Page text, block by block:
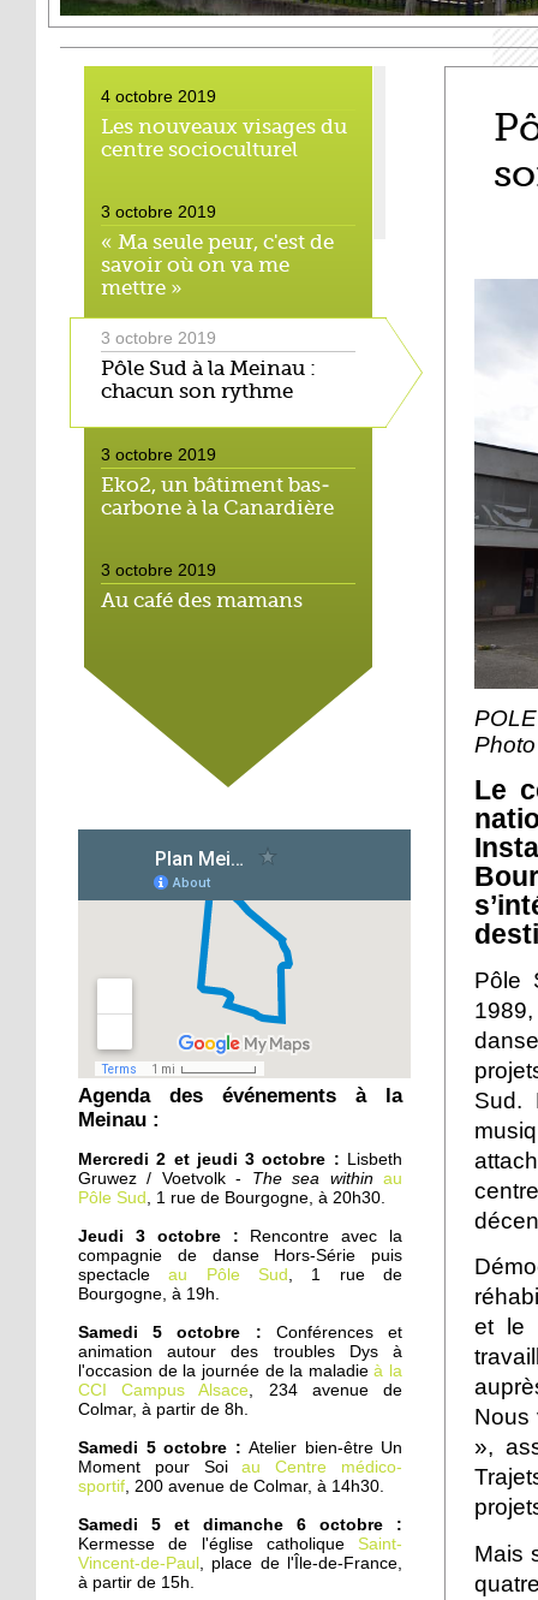
4 octobre 2019
Les nouveaux visages du
centre socioculturel
3 octobre 2019
« Ma seule peur, c'est de
savoir où on va me
mettre »
3 octobre 2019
Pôle Sud à la Meinau :
chacun son rythme
3 octobre 2019
Eko2, un bâtiment bas-
carbone à la Canardière
3 octobre 2019
Au café des mamans
2 octobre 2019
Ma nuit au Studio Saglio
Bouge-les comme Nicki
2 octobre 2019
Mathieu Cahn : « La
diversification des
formes urbaines est
réussie »
2 octobre 2019
Cités éducatives : cas
d'écoles
1 octobre 2019
En pleine zone
industrielle, une école
franco-russe
1 octobre 2019
L'AS Corona Boxe
continue de grandir
30 septembre 2019
Tir sportif : le RCS
présente ses nouvelles
cibles électroniques
27 septembre 2019
Chicago à la Meinau
Agenda des événements à la
Meinau :
Mercredi 2 et jeudi 3 octobre : Lisbeth
Gruwez / Voetvolk - The sea within au
Pôle Sud , 1 rue de Bourgogne, à 20h30.
Jeudi 3 octobre :
Rencontre avec la
compagnie de danse Hors-Série puis
spectacleau Pôle Sud , 1 rue de
Bourgogne, à 19h.
Samedi 5 octobre : Conférences et
animation autour des troubles Dys à
l'occasion de la journée de la maladieà la
CCI Campus Alsace, 234 avenue de
Colmar, à partir de 8h.
Samedi 5 octobre : Atelier bien-être Un
Moment pour Soiau Centre médico-
sportif, 200 avenue de Colmar, à 14h30.
Samedi 5 et dimanche 6 octobre :
Kermesse de l'église catholique Saint-
Vincent-de-Paul , place de l'Île-de-France,
à partir de 15h.
Le
Pôle
Sud.
et le
Nous
»,
Mais